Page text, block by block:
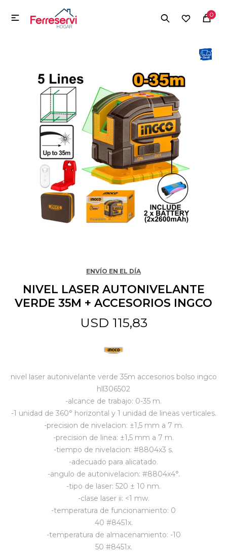
0

ENVÍO EN EL DÍA
NIVEL LASER AUTONIVELANTE
VERDE 35M + ACCESORIOS INGCO
USD 115,83
nivel laser autonivelante verde 35m accesorios bolso ingco
hll306502
-alcance de trabajo: 0-35 m.
-1 unidad de 360° horizontal y 1 unidad de lineas verticales.
-precision de nivelacion: ±1,5 mm a 7 m.
-precision de linea: ±1,5 mm a 7 m.
-tiempo de nivelacion: #8804x3 s.
-adecuado para alicatado.
-angulo de autonivelacion: #8804x4°.
-tipo de laser: 520 ± 10 nm.
-clase laser ii: <1 mw.
-temperatura de funcionamiento: 0
40 #8451x.
-temperatura de almacenamiento: -10
50 #8451x.
MI CUENTA
Herramientas y Construcción
Electrodomésticos
Tecnología
Deportes
Mascotas
Gastronomía
Ferretería
Vestimenta y calzado